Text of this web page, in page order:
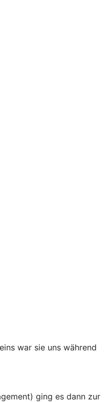
war sie uns während
ging es dann zur